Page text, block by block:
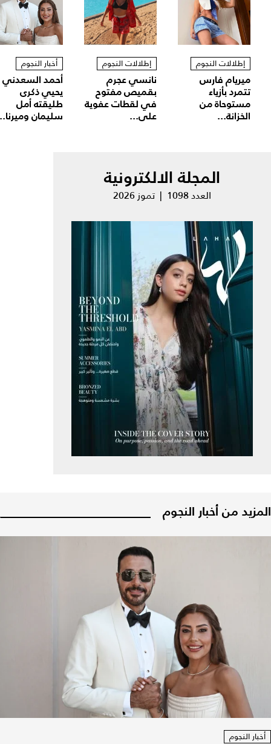
إطلالات النجوم
ميريام فارس
تتمرد بأزياء
مستوحاة من
الخزانة...
إطلالات النجوم
نانسي عجرم
بقميص مفتوح
في لقطات عفوية
على...
أخبار النجوم
أحمد السعدني
يحيي ذكرى
طليقته أمل
سليمان
المجلة الالكترونية
العدد 1098 | تموز 2026
المزيد من أخبار النجوم
أخبار النجوم